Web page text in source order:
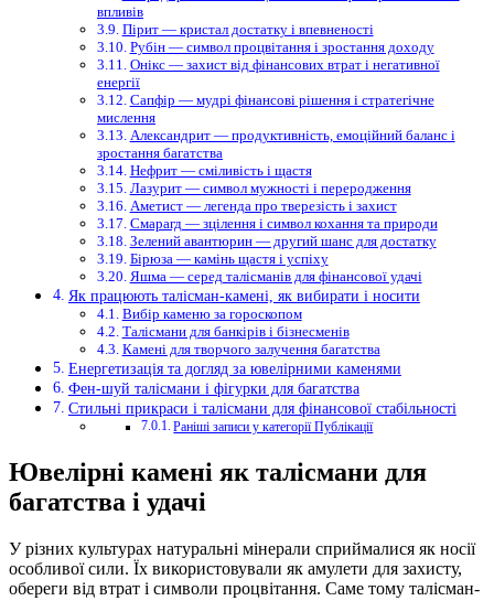
впливів
Пірит — кристал достатку і впевненості
Рубін — символ процвітання і зростання доходу
Онікс — захист від фінансових втрат і негативної
енергії
Сапфір — мудрі фінансові рішення і стратегічне
мислення
Александрит — продуктивність, емоційний баланс і
зростання багатства
Нефрит — сміливість і щастя
Лазурит — символ мужності і переродження
Аметист — легенда про тверезість і захист
Смарагд — зцілення і символ кохання та природи
Зелений авантюрин — другий шанс для достатку
Бірюза — камінь щастя і успіху
Яшма — серед талісманів для фінансової удачі
Як працюють талісман-камені, як вибирати і носити
Вибір каменю за гороскопом
Талісмани для банкірів і бізнесменів
Камені для творчого залучення багатства
Енергетизація та догляд за ювелірними каменями
Фен-шуй талісмани і фігурки для багатства
Стильні прикраси і талісмани для фінансової стабільності
Раніші записи у категорії Публікації
Ювелірні камені як талісмани для
багатства і удачі
У різних культурах натуральні мінерали сприймалися як носії
особливої сили. Їх використовували як амулети для захисту,
обереги від втрат і символи процвітання. Саме тому талісман-